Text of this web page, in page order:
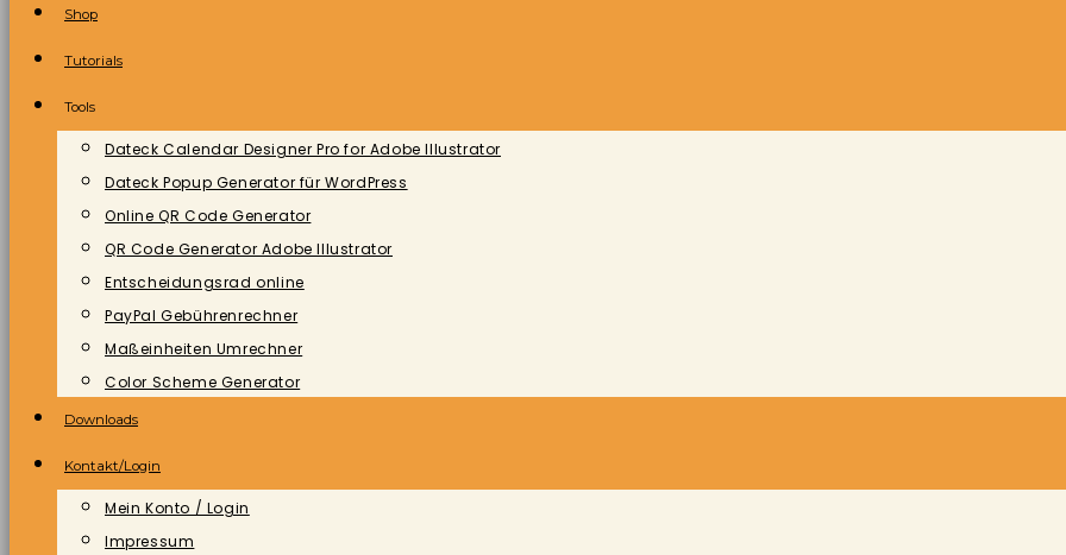
Shop
Tutorials
Tools
Dateck Calendar Designer Pro for Adobe Illustrator
Dateck Popup Generator für WordPress
Online QR Code Generator
QR Code Generator Adobe Illustrator
Entscheidungsrad online
PayPal Gebührenrechner
Maßeinheiten Umrechner
Color Scheme Generator
Downloads
Kontakt/Login
Mein Konto / Login
Impressum